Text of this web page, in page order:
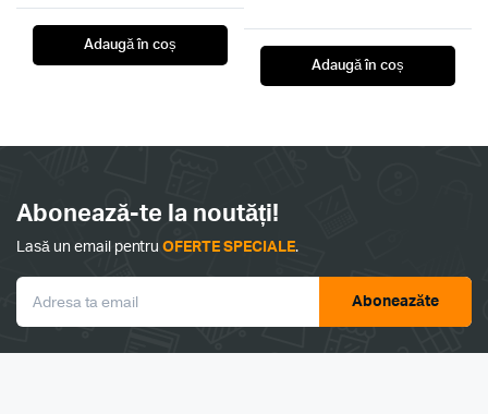
Adaugă în coș
Adaugă în coș
Abonează-te la noutăți!
Lasă un email pentruOFERTE SPECIALE.
Aboneazăte